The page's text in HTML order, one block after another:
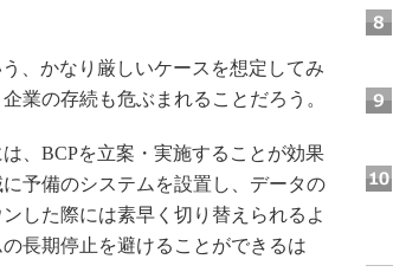
、かなり厳しいケースを想定してみ
業の存続も危ぶまれることだろう。
、BCPを立案・実施することが効果
予備のシステムを設置し、データの
した際には素早く切り替えられるよ
長期停止を避けることができるは